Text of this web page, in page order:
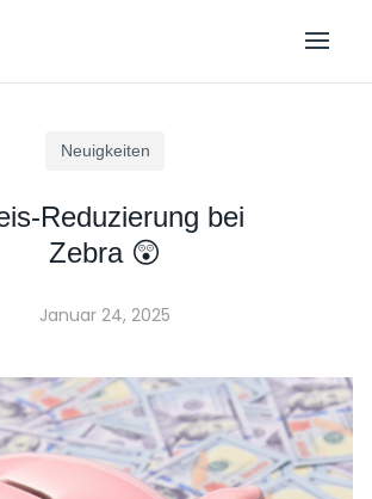
Neuigkeiten
Reduzierung bei
Zebra 😲
Januar 24, 2025